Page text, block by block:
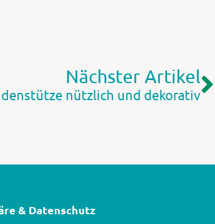
Nächster Artikel
nützlich und dekorativ
& Datenschutz